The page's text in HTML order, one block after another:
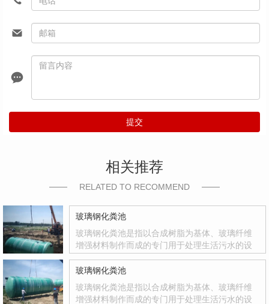
提交
相关推荐
RELATED TO RECOMMEND
玻璃钢化粪池
玻璃钢化粪池是指以合成树脂为基体、玻璃纤维
增强材料制作而成的专门用于处理生活污水的设
品，其质量轻、强度高、韧性好、耐腐蚀、色彩
鲜艳、光洁度达到镜面效果等优点
玻璃钢化粪池
玻璃钢化粪池是指以合成树脂为基体、玻璃纤维
增强材料制作而成的专门用于处理生活污水的设